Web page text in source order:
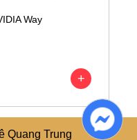
Way
+
Quang Trung